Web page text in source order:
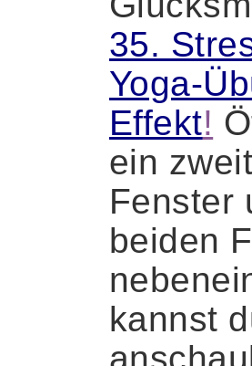
35.
Yoga-
Effekt!
ein
Fenster
beiden
kannst